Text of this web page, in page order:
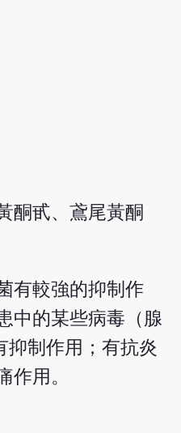
酮甙、鳶尾黃酮
有較強的抑制作
中的某些病毒（腺
抑制作用；有抗炎
作用。